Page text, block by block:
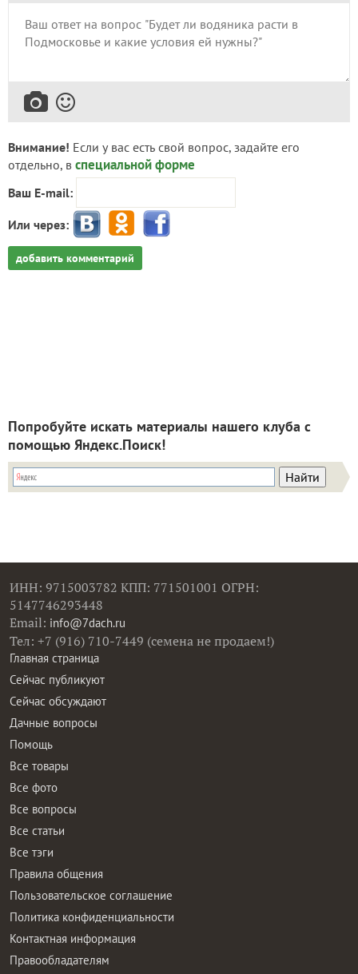
Внимание! Если у вас есть свой вопрос, задайте его
отдельно, в специальной форме
Ваш E-mail:
Или через:
добавить комментарий
Попробуйте искать материалы нашего клуба с
помощью Яндекс.Поиск!
ИНН: 9715003782 КПП: 771501001 ОГРН:
5147746293448
Email: info@7dach.ru
Тел: +7 (916) 710-7449 (семена не продаем!)
Главная страница
Сейчас публикуют
Сейчас обсуждают
Дачные вопросы
Помощь
Все товары
Все фото
Все вопросы
Все статьи
Все тэги
Правила общения
Пользовательское соглашение
Политика конфиденциальности
Контактная информация
Правообладателям